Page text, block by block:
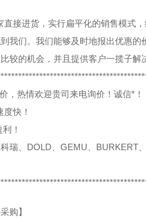
接进货，实行扁平化的销售模式
我们。我们能够及时地报出优惠
较的机会，并且提供客户一揽子解
，热情欢迎贵司来电询价！诚信*！
快！
！
瑞、DOLD、GEMU、BURKERT
购】